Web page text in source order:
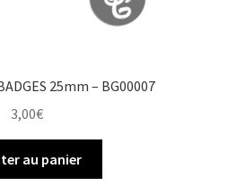
25mm – BG00007
3,00€
au panier